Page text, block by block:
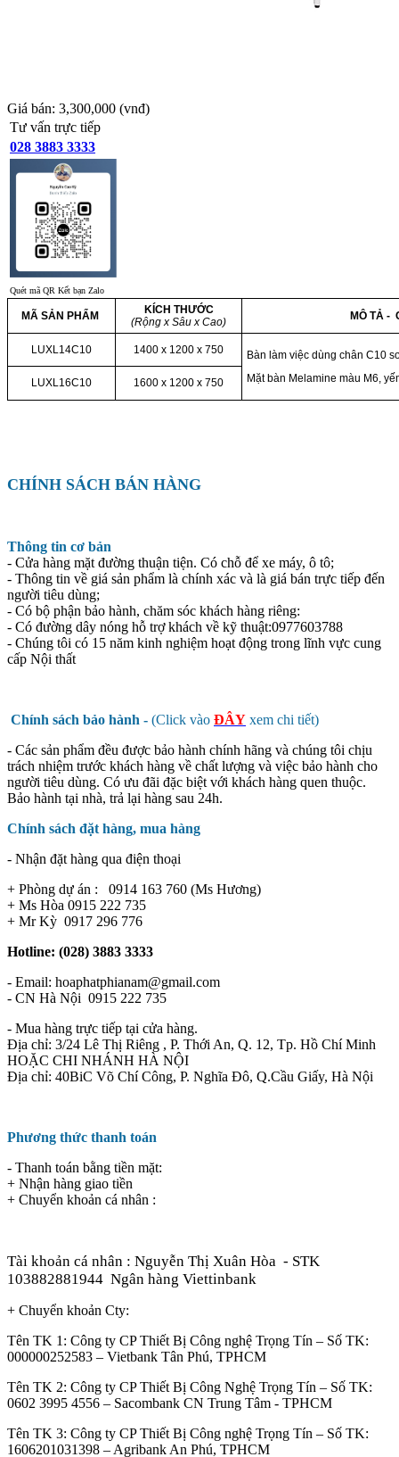
Giá bán: 3,300,000 (vnđ)
Tư vấn trực tiếp
028 3883 3333
Quét mã QR Kết bạn Zalo
MÃ SẢN PHẨM
KÍCH THƯỚC
(Rộng x Sâu x Cao)
MÔ TẢ -
LUXL14C10 1400 x 1200 x 750
Bàn làm việc dùng chân C10
Mặt bàn Melamine màu M6,
LUXL16C10 1600 x 1200 x 750
CHÍNH SÁCH BÁN HÀNG
Thông tin cơ bản
- Cửa hàng mặt đường thuận tiện. Có chỗ để xe máy, ô tô;
- Thông tin về giá sản phẩm là chính xác và là giá bán trực tiếp đến
người tiêu dùng;
- Có bộ phận bảo hành, chăm sóc khách hàng riêng:
- Có đường dây nóng hỗ trợ khách về kỹ thuật:0977603788
- Chúng tôi có 15 năm kinh nghiệm hoạt động trong lĩnh vực cung
cấp Nội thất
Chính sách bảo hành - (Click vào ĐÂY xem chi tiết)
- Các sản phẩm đều được bảo hành chính hãng và chúng tôi chịu
trách nhiệm trước khách hàng về chất lượng và việc bảo hành cho
người tiêu dùng. Có ưu đãi đặc biệt với khách hàng quen thuộc.
Bảo hành tại nhà, trả lại hàng sau 24h.
Chính sách đặt hàng, mua hàng
- Nhận đặt hàng qua điện thoại
+ Phòng dự án : 0914 163 760 (Ms Hương)
+ Ms Hòa 0915 222 735
+ Mr Kỳ 0917 296 776
Hotline: (028) 3883 3333
- Email: hoaphatphianam@gmail.com
- CN Hà Nội 0915 222 735
- Mua hàng trực tiếp tại cửa hàng.
Địa chỉ: 3/24 Lê Thị Riêng , P. Thới An, Q. 12, Tp. Hồ Chí Minh
HOẶC CHI NHÁNH HÀ NỘI
Địa chỉ: 40BiC Võ Chí Công, P. Nghĩa Đô, Q.Cầu Giấy, Hà Nội
Phương thức thanh toán
- Thanh toán bằng tiền mặt:
+ Nhận hàng giao tiền
+ Chuyển khoản cá nhân :
Tài khoản cá nhân : Nguyễn Thị Xuân Hòa - STK
103882881944 Ngân hàng Viettinbank
+ Chuyển khoản Cty:
Tên TK 1: Công ty CP Thiết Bị Công nghệ Trọng Tín – Số TK:
000000252583 – Vietbank Tân Phú, TPHCM
Tên TK 2: Công ty CP Thiết Bị Công Nghệ Trọng Tín – Số TK:
0602 3995 4556 – Sacombank CN Trung Tâm - TPHCM
Tên TK 3: Công ty CP Thiết Bị Công nghệ Trọng Tín – Số TK:
1606201031398 – Agribank An Phú, TPHCM